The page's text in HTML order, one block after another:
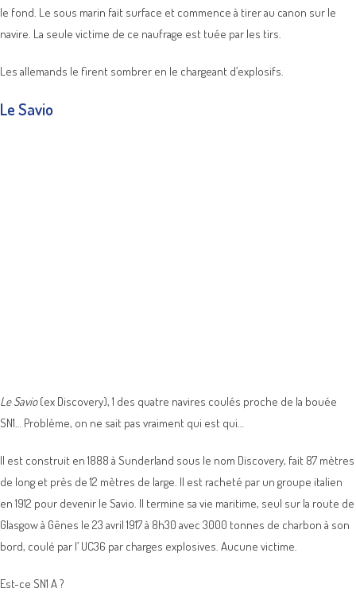
le fond. Le sous marin fait surface et commence à tirer au canon sur le
navire. La seule victime de ce naufrage est tuée par les tirs.
Les allemands le firent sombrer en le chargeant d’explosifs.
Le Savio
Le Savio(ex Discovery), 1 des quatre navires coulés proche de la bouée
SN1… Problème, on ne sait pas vraiment qui est qui…
Il est construit en 1888 à Sunderland sous le nom Discovery, fait 87 mètres
de long et près de 12 mètres de large. Il est racheté par un groupe italien
en 1912 pour devenir le Savio. Il termine sa vie maritime, seul sur la route de
Glasgow à Gênes le 23 avril 1917 à 8h30 avec 3000 tonnes de charbon à son
bord, coulé par l’ UC36 par charges explosives. Aucune victime.
Est-ce SN1 A ?